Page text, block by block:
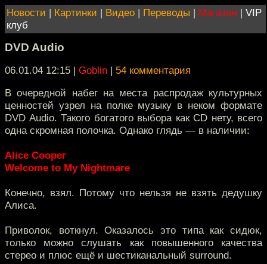
Новости | Картинки | Видео | Переводы | Магазин | VIP
клуб
DVD Audio
06.01.04 12:15 | Goblin | 54 комментария
В очередной набег на места распродаж культурных
ценностей узрел на полке музыку в неком формате
DVD Audio. Такого богатого выбора как CD нету, всего
одна скромная полочка. Однако глядь — в наличии:
Alice Cooper
Welcome to My Nightmare
Конечно, взял. Потому что нельзя не взять дедушку
Алиса.
Приволок, воткнул. Оказалось это типа как сидюк,
только можно слушать как повышенного качества
стерео и плюс ещё и шестиканальный surround.